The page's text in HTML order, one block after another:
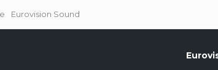
Eurovision Sound